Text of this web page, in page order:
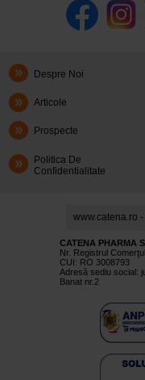
Despre Noi
Articole
Prospecte
Politica De
Confidentialitate
www.catena.ro
CATENA PHARMA
Nr. Registrul
CUI: RO 3008793
Adresă sediu social:
Banat nr.2